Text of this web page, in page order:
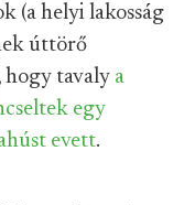
(a helyi lakosság
úttörő
hogy tavaly a
egy
evett.